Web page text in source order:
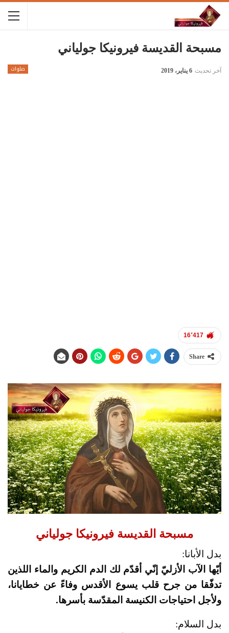
مسبحة القديسة فيرونيكا جولياني
صلوات آخر تحديث 6 يناير، 2019
16٬417
Share
مسبحة القديسة فيرونيكا جولياني
بدل الأبانا:
أيّها الآب الأزليّ إنّي أقدّم لك الدم الكريم والماء اللذين
تدفّقا من جرح قلب يسوع الأقدس وفاءً عن خطايانا،
ولأجل احتياجات الكنيسة المقدّسة بأسرها.
بدل السلام: